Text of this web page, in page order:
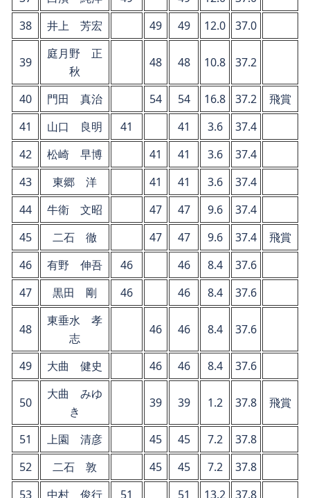
38
井上 芳宏 49 49 12.0 37.0
39
庭月野 正
秋
48 48 10.8 37.2
40 門田 真治 54 54 16.8 37.2
飛賞
41
山口 良明 41 41 3.6
37.4
42
松崎 早博 41 41 3.6
37.4
43
東郷 洋 41 41 3.6
37.4
44
牛衛 文昭 47 47 9.6
37.4
45
二石 徹 47 47 9.6 37.4
飛賞
46
有野 伸吾 46 46 8.4
37.6
47
黒田 剛 46 46 8.4 37.6
48
東垂水 孝
志
46 46 8.4 37.6
49 大曲 健史 46 46 8.4 37.6
50
大曲 みゆ
き
39 39 1.2 37.8 飛賞
51 上園 清彦 45 45 7.2
37.8
52
二石 敦 45 45 7.2
37.8
53
中村 俊行 51 51 13.2 37.8